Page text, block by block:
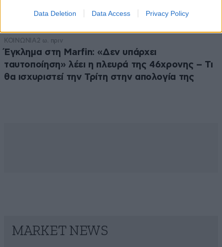
Data Deletion Data Access Privacy Policy
ΚΟΙΝΩΝΙΑ 2 ω. πριν
Έγκλημα στη Marfin: «Δεν υπάρχει
ταυτοποίηση» λέει η πλευρά της 46χρονης – Τι
θα ισχυριστεί την Τρίτη στην απολογία της
MARKET NEWS